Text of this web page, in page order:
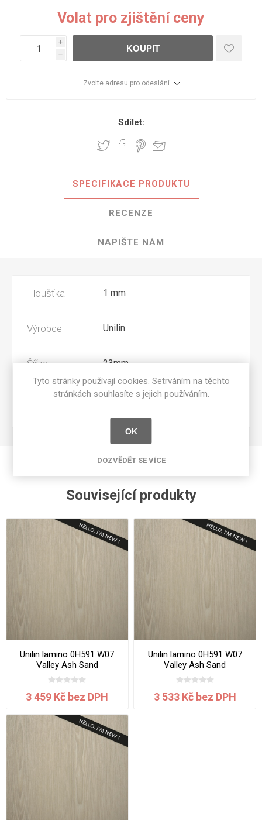
Volat pro zjištění ceny
i
h
KOUPIT
Zvolte adresu pro odeslání
Sdílet:
SPECIFIKACE PRODUKTU
RECENZE
NAPIŠTE NÁM
Tloušťka 1 mm
Výrobce Unilin
Šířka 23mm
Povrchová
Související produkty
Unilin lamino 0H591 W07
Valley Ash Sand
2800x2070x18 mm
3 459 Kč bez DPH
Unilin lamino 0H591 W07
Valley Ash Sand
2800x2070x19 mm
3 533 Kč bez DPH
Tyto stránky používají cookies. Setrváním na těchto
stránkách souhlasíte s jejich používáním.
OK
DOZVĚDĚT SE VÍCE